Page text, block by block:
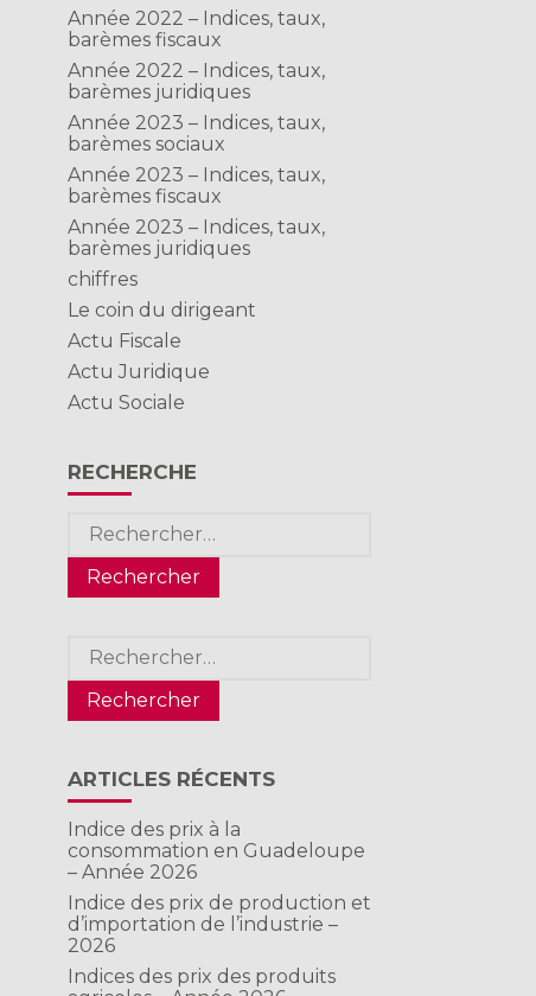
Année 2022 – Indices, taux,
barèmes fiscaux
Année 2022 – Indices, taux,
barèmes juridiques
Année 2023 – Indices, taux,
barèmes sociaux
Année 2023 – Indices, taux,
barèmes fiscaux
Année 2023 – Indices, taux,
barèmes juridiques
chiffres
Le coin du dirigeant
Actu Fiscale
Actu Juridique
Actu Sociale
RECHERCHE
Rechercher :
Rechercher :
ARTICLES RÉCENTS
Indice des prix à la
consommation en Guadeloupe
– Année 2026
Indice des prix de production et
d’importation de l’industrie –
2026
Indices des prix des produits